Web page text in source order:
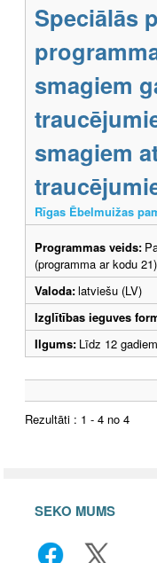
Speciālās
smagiem
smagiem
Rīgas Ēbelmuižas
Programmas veids:
(programma ar kodu 21)
Valoda:latviešu (LV)
Izglītības ieguves
Ilgums: Līdz 12 gadiem
Rezultāti : 1 - 4 no 4
SEKO MUMS